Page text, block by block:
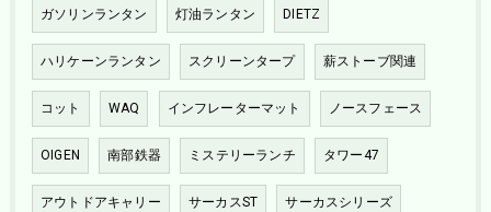
ガソリンランタン 灯油ランタン DIETZ
ハリケーンランタン スクリーンタープ 薪ストーブ関連
コット WAQ インフレーターマット ノースフェース
OIGEN 南部鉄器 ミステリーランチ タワー47
アウトドアキャリー サーカスST サーカスシリーズ